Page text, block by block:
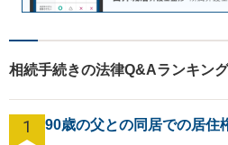
相続手続きの法律Q&Aランキング
1 90歳の父との同居での居住